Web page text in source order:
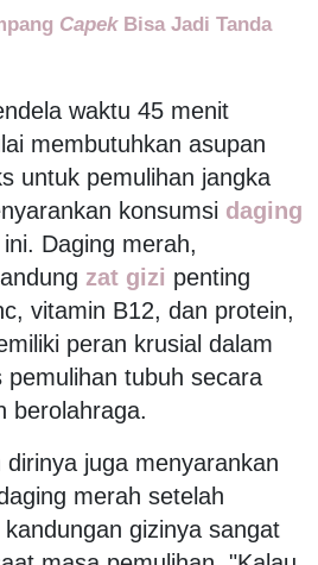
CapekBisa Jadi Tanda
waktu 45 menit
membutuhkan asupan
untuk pemulihan jangka
konsumsi daging
Daging merah,
zat gizi penting
vitamin B12, dan protein,
peran krusial dalam
pemulihan tubuh secara
berolahraga.
juga menyarankan
merah setelah
gizinya sangat